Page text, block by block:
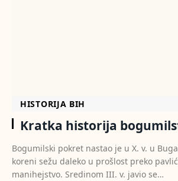
HISTORIJA BIH
Kratka historija
Bogumilski pokret nastao je u X. v. u
koreni sežu daleko u prošlost preko
manihejstvo. Sredinom III. v. javio se…